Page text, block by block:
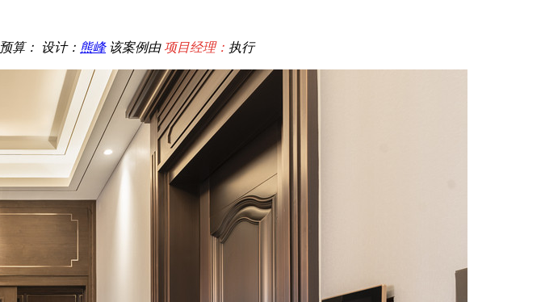
预算： 设计： 熊峰 该案例由 项目经理： 执行